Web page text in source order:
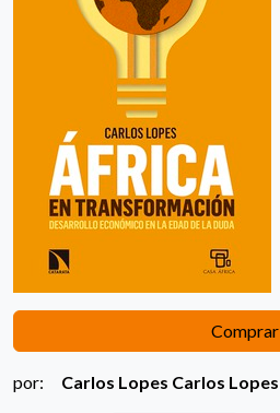
Comprar
por: Carlos Lopes Carlos Lopes